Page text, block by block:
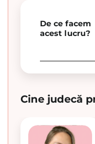
De ce facem
acest lucru?
Cine judecă